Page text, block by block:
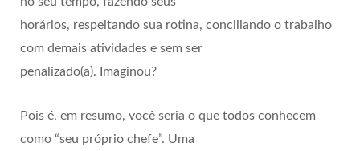
horários, respeitando sua rotina, conciliando o trabalho
com demais atividades e sem ser
penalizado(a). Imaginou?
Pois é, em resumo, você seria o que todos conhecem
como “seu próprio chefe”. Uma